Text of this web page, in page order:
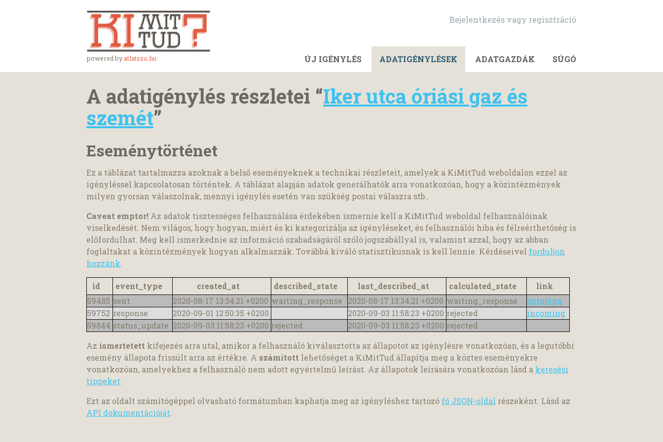
powered byatlatszo.hu
Bejelentkezés vagy regisztráció
ÚJ IGÉNYLÉS ADATIGÉNYLÉSEK ADATGAZDÁK SÚGÓ
A adatigénylés részletei “Iker utca óriási gaz és
szemét”
Eseménytörténet
Ez a táblázat tartalmazza azoknak a belső eseményeknek a technikai részleteit, amelyek a KiMitTud weboldalon ezzel az
igényléssel kapcsolatosan történtek. A táblázat alapján adatok generálhatók arra vonatkozóan, hogy a közintézmények
milyen gyorsan válaszolnak, mennyi igénylés esetén van szükség postai válaszra stb..
Caveat emptor! Az adatok tisztességes felhasználása érdekében ismernie kell a KiMitTud weboldal felhasználóinak
viselkedését. Nem világos, hogy hogyan, miért és ki kategorizálja az igényléseket, és felhasználói hiba és félreérthetőség is
előfordulhat. Meg kell ismerkednie az információ szabadságáról szóló jogszabállyal is, valamint azzal, hogy az abban
foglaltakat a közintézmények hogyan alkalmazzák. Továbbá kiváló statisztikusnak is kell lennie. Kérdéseivel forduljon
hozzánk.
id event_type created_at described_state last_described_at calculated_state
link
59485 sent 2020-08-17 13:34:21 +0200 waiting_response 2020-08-17 13:34:21 +0200 waiting_response
outgoing
59752 response 2020-09-01 12:50:35 +0200 2020-09-03 11:58:23 +0200 rejected
incoming
59844 status_update 2020-09-03 11:58:23 +0200 rejected 2020-09-03 11:58:23 +0200 rejected
Az ismertetett kifejezés arra utal, amikor a felhasználó kiválasztotta az állapotot az igénylésre vonatkozóan, és a legutóbbi
esemény állapota frissült arra az értékre. A számított lehetőséget a KiMitTud állapítja meg a köztes eseményekre
vonatkozóan, amelyekhez a felhasználó nem adott egyértelmű leírást. Az állapotok leírására vonatkozóan lásd a keresési
tippeket.
Ezt az oldalt számítógéppel olvasható formátumban kaphatja meg az igényléshez tartozó fő JSON-oldal részeként. Lásd az
API dokumentációját.